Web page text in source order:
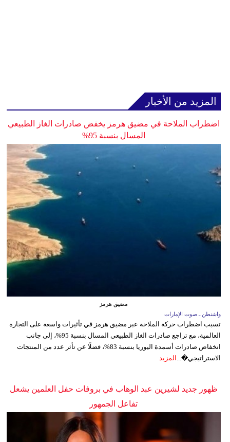
المزيد من الأخبار
اضطراب الملاحة في مضيق هرمز يخفض صادرات الغاز الطبيعي
المسال بنسبة 95%
مضيق هرمز
واشنطن ـ صوت الإمارات
تسبب اضطراب حركة الملاحة عبر مضيق هرمز في تأثيرات واسعة على التجارة
العالمية، مع تراجع صادرات الغاز الطبيعي المسال بنسبة 95%، إلى جانب
انخفاض صادرات أسمدة اليوريا بنسبة 83%، فضلًا عن تأثر عدد من المنتجات
الاستراتيجي�... المزيد
ظهور جديد لشيرين عبد الوهاب في بروفات حفل العلمين يشعل
تفاعل الجمهور